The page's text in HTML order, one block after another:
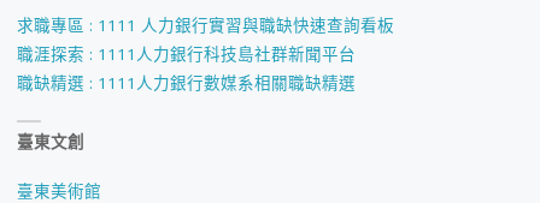
求職專區 : 1111 人力銀行實習與職缺快速查詢看板
職涯探索 : 1111人力銀行科技島社群新聞平台
職缺精選 : 1111人力銀行數媒系相關職缺精選
臺東文創
臺東美術館